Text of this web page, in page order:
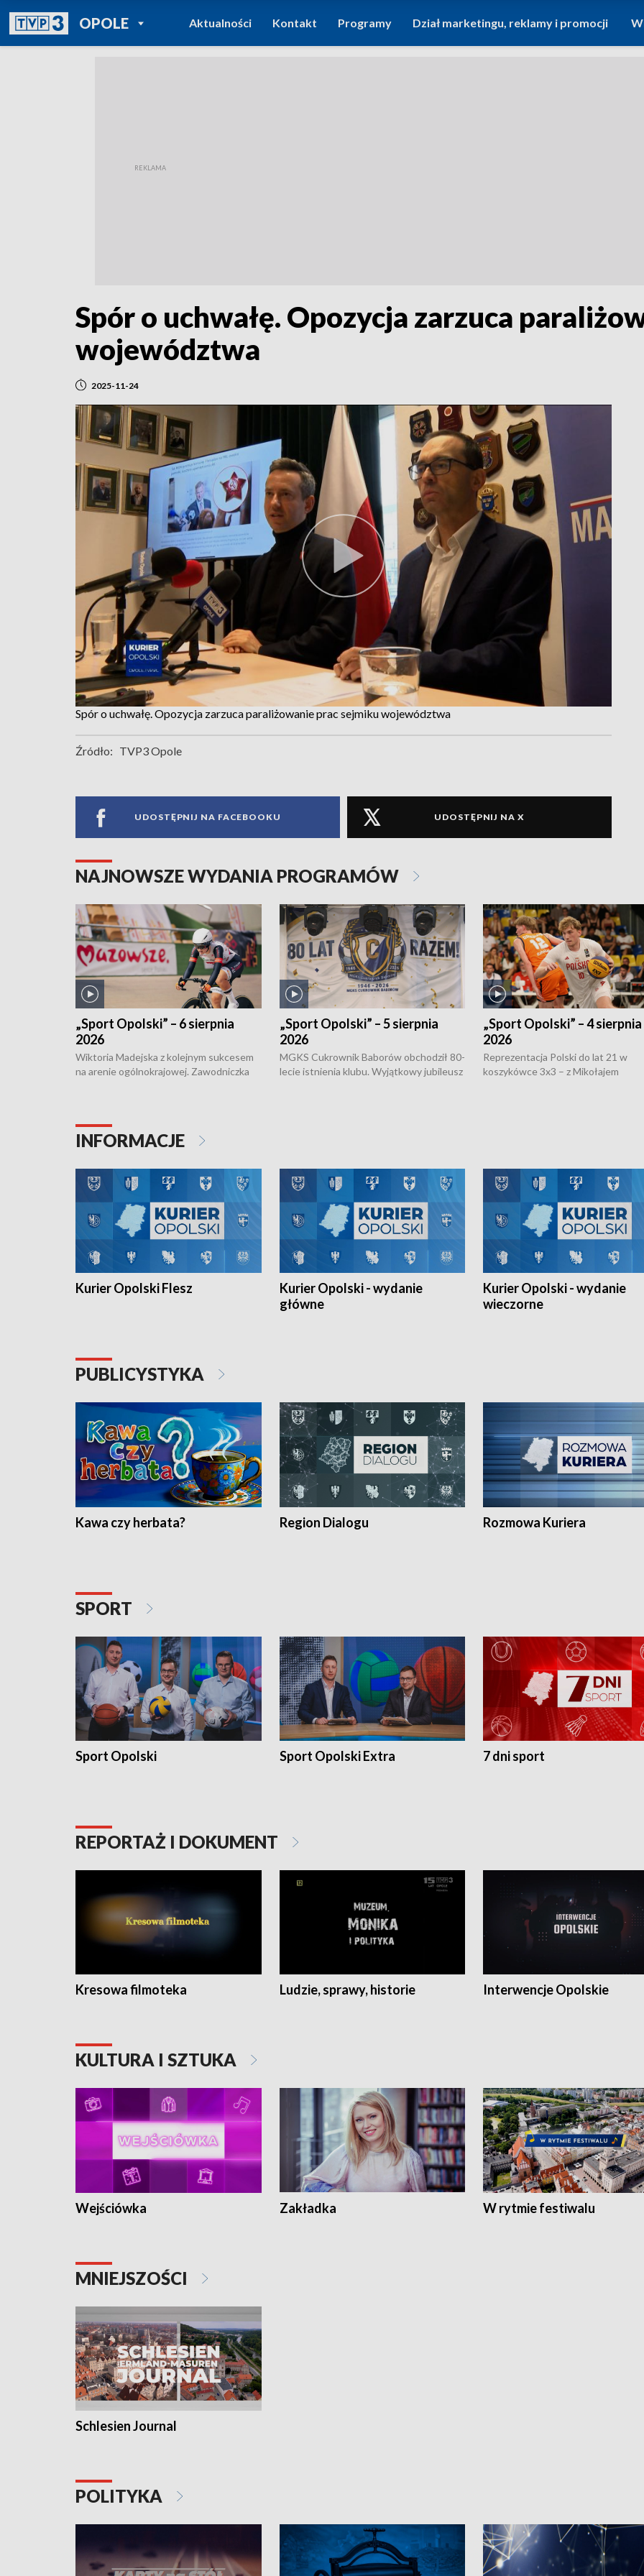
OPOLEPOWRÓT DO
TVP REGIONY
Aktualności Kontakt Programy Dział marketingu, reklamy i promocji
Spór o uchwałę. Opozycja zarzuca
województwa
2025-11-24
Spór o uchwałę. Opozycja zarzuca paraliżowanie prac sejmiku województwa
Źródło: TVP3 Opole
UDOSTĘPNIJ NA FACEBOOKU UDOSTĘPNIJ NA X
NAJNOWSZE WYDANIA PROGRAMÓW
„Sport Opolski” – 6 sierpnia
2026
Wiktoria Madejska z kolejnym sukcesem
na arenie ogólnokrajowej. Zawodniczka
torowym.
„Sport Opolski” – 5 sierpnia
2026
MGKS Cukrownik Baborów obchodził 80-
lecie istnienia klubu. Wyjątkowy jubileusz
„Sport Opolski” – 4 sierpnia
2026
Reprezentacja Polski do lat 21 w
koszykówce 3x3 – z Mikołajem
INFORMACJE
Kurier Opolski Flesz
Kurier Opolski - wydanie
główne
Kurier Opolski - wydanie
wieczorne
PUBLICYSTYKA
Kawa czy herbata? Region Dialogu Rozmowa Kuriera
SPORT
Sport Opolski Sport Opolski Extra 7 dni sport
REPORTAŻ I DOKUMENT
Kresowa filmoteka Ludzie, sprawy, historie Interwencje Opolskie
KULTURA I SZTUKA
Wejściówka Zakładka W rytmie festiwalu
MNIEJSZOŚCI
Schlesien Journal
POLITYKA